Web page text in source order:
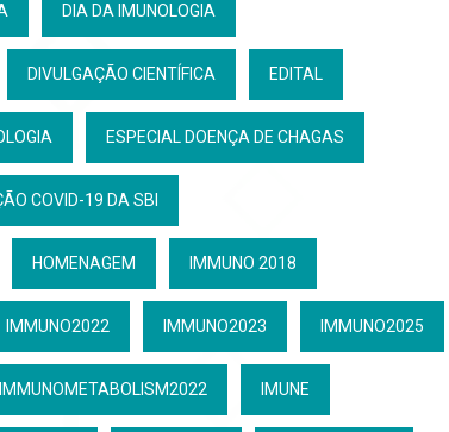
DIA DA IMUNOLOGIA
DIVULGAÇÃO CIENTÍFICA EDITAL
ESPECIAL DOENÇA DE CHAGAS
COVID-19 DA SBI
HOMENAGEM IMMUNO 2018
IMMUNO2022 IMMUNO2023 IMMUNO2025
IMMUNOMETABOLISM2022 IMUNE